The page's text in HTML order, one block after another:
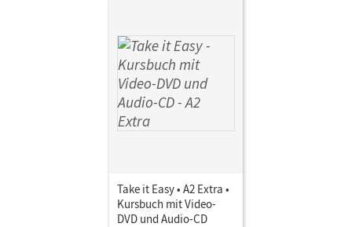
Take it Easy • A2 Extra •
Kursbuch mit Video-
DVD und Audio-CD